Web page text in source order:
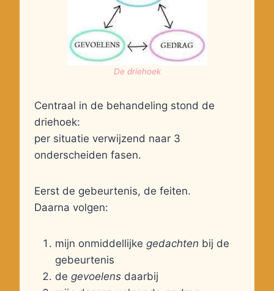
De driehoek
Centraal in de behandeling stond de
driehoek:
per situatie verwijzend naar 3
onderscheiden fasen.
Eerst de gebeurtenis, de feiten.
Daarna volgen:
mijn onmiddellijke gedachten bij de
gebeurtenis
de gevoelens daarbij